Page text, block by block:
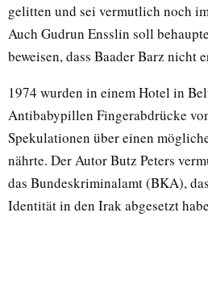
gelitten und sei vermutlich noch
Auch Gudrun Ensslin soll
beweisen, dass Baader Barz nicht
1974 wurden in einem Hotel in
Antibabypillen Fingerabdrücke
Spekulationen über einen
nährte. Der Autor Butz Peters
das Bundeskriminalamt (BKA),
Identität in den Irak abgesetzt